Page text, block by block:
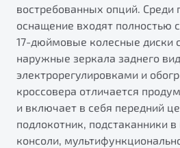
востребованных опций. Среди
оснащение входят полностью
17-дюймовые колесные диски
наружные зеркала заднего
электрорегулировками и
кроссовера отличается
и включает в себя передний
подлокотник, подстаканники
консоли,